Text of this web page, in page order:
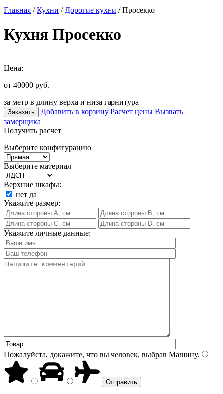
Главная /Кухни / Дорогие кухни / Просекко
Кухня Просекко
Цена:
от 40000 руб.
за метр в длину верха и низа гарнитура
Заказать Добавить в корзину Расчет цены Вызвать
замерщика
Получить расчет
Выберите конфигурацию
Выберите материал
Верхние шкафы:
нет да
Укажите размер:
Укажите личные данные:
Пожалуйста, докажите, что вы человек, выбрав Машину.